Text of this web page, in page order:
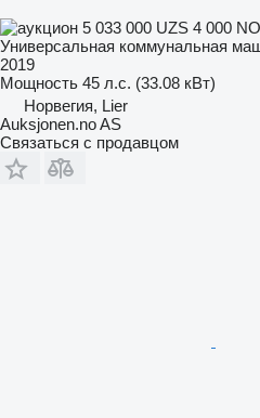
5 033 000 UZS 4 000
Универсальная коммунальная
2019
Мощность 45 л.с. (33.08 кВт)
Норвегия, Lier
Auksjonen.no AS
Связаться с продавцом